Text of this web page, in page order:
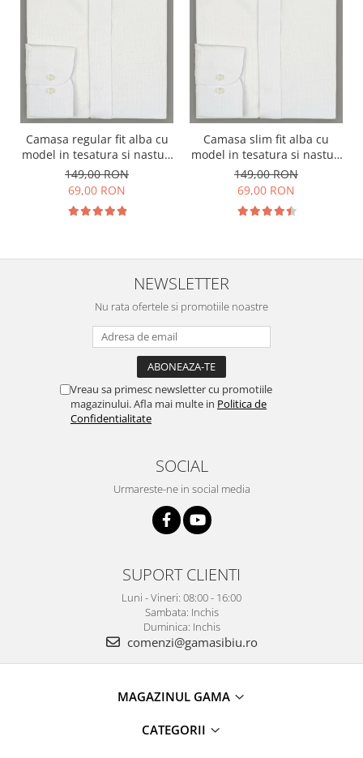
Camasa regular fit alba cu
model in tesatura si nasturi
ascunsi
149,00 RON
69,00 RON
Camasa slim fit alba cu
model in tesatura si nasturi
ascunsi
149,00 RON
69,00 RON
NEWSLETTER
Nu rata ofertele si promotiile noastre
Vreau sa primesc newsletter cu promotiile
magazinului. Afla mai multe in Politica de
Confidentialitate
SOCIAL
Urmareste-ne in social media
SUPORT CLIENTI
Luni - Vineri: 08:00 - 16:00
Sambata: Inchis
Duminica: Inchis
comenzi@gamasibiu.ro
MAGAZINUL GAMA
CATEGORII